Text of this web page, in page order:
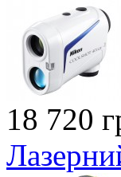
18 720